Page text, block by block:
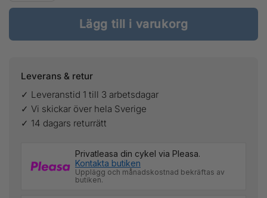
Lägg till i varukorg
Leverans & retur
✓ Leveranstid 1 till 3 arbetsdagar
✓ Vi skickar över hela Sverige
✓ 14 dagars returrätt
Privatleasa din cykel via Pleasa.
Kontakta butiken
Upplägg och månadskostnad bekräftas av
butiken.